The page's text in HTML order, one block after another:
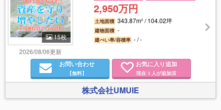
15枚
2026/08/06更新
2,950万円
土地面積 343.87m² / 104.02坪
建物面積 -
建ぺい率/容積率 - / -
お問い合わせ
【無料】
お気に入り追加
現在 3 人が追加済
株式会社UMUIE